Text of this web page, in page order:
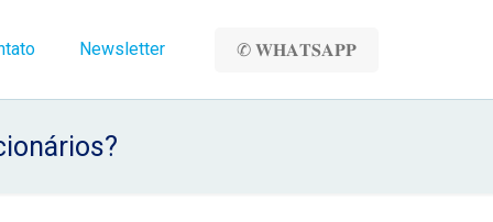
Newsletter ✆ 𝐖𝐇𝐀𝐓𝐒𝐀𝐏𝐏